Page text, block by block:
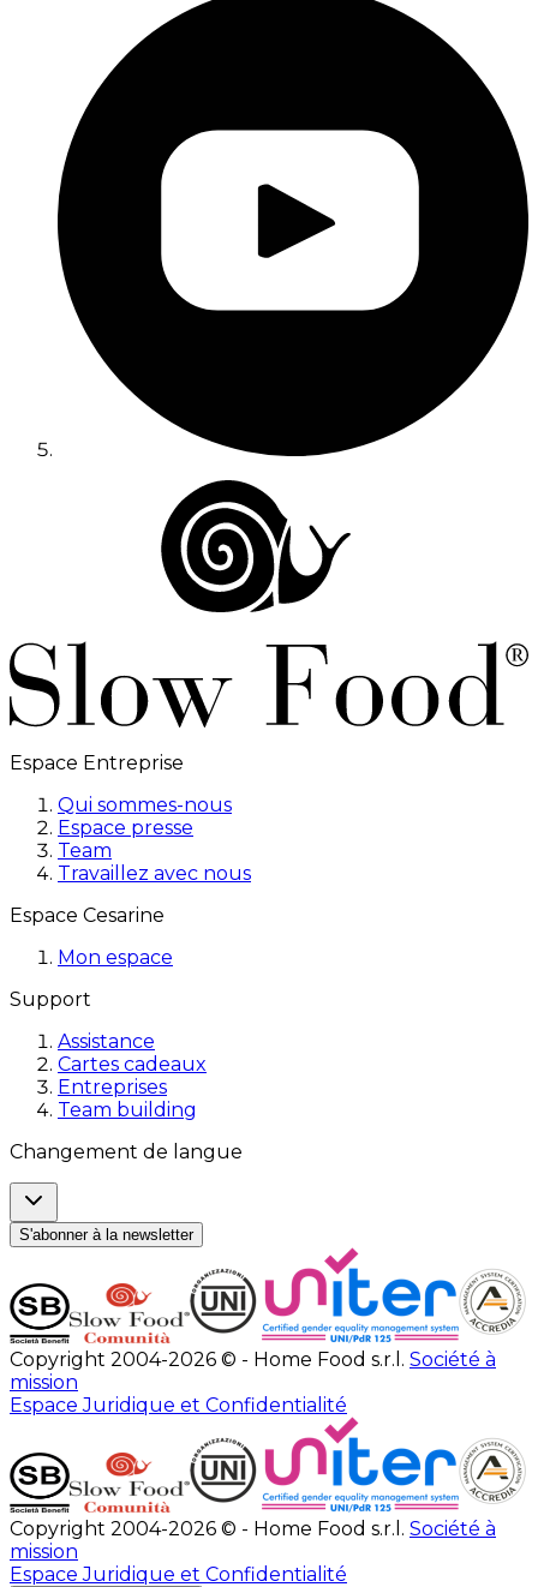
Espace Entreprise
Qui sommes-nous
Espace presse
Team
Travaillez avec nous
Espace Cesarine
Mon espace
Support
Assistance
Cartes cadeaux
Entreprises
Team building
Changement de langue
S'abonner à la newsletter
Copyright 2004-2026 © - Home Food s.r.l. Société à
mission
Espace Juridique et Confidentialité
Copyright 2004-2026 © - Home Food s.r.l. Société à
mission
Espace Juridique et Confidentialité